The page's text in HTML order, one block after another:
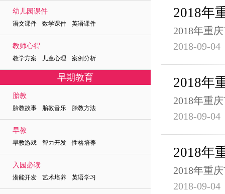
幼儿园课件
语文课件 数学课件 英语课件
教师心得
教学方案 儿童心理 案例分析
早期教育
胎教
胎教故事 胎教音乐 胎教方法
早教
早教游戏 智力开发 性格培养
入园必读
潜能开发 艺术培养 英语学习
2018年
2018年重
2018-09-04
2018年
2018年重
2018-09-04
2018年
2018年重
2018-09-04